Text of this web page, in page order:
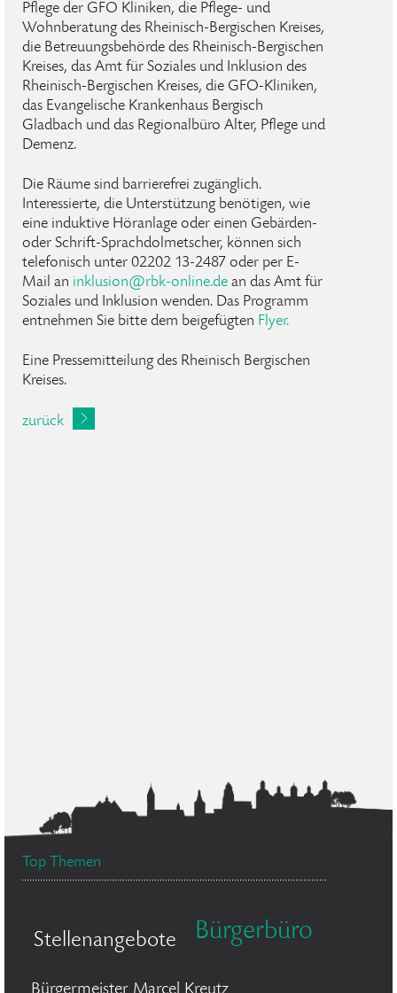
Pflege der GFO Kliniken, die Pflege- und
Wohnberatung des Rheinisch-Bergischen Kreises,
die Betreuungsbehörde des Rheinisch-Bergischen
Kreises, das Amt für Soziales und Inklusion des
Rheinisch-Bergischen Kreises, die GFO-Kliniken,
das Evangelische Krankenhaus Bergisch
Gladbach und das Regionalbüro Alter, Pflege und
Demenz.
Die Räume sind barrierefrei zugänglich.
Interessierte, die Unterstützung benötigen, wie
eine induktive Höranlage oder einen Gebärden-
oder Schrift-Sprachdolmetscher, können sich
telefonisch unter 02202 13-2487 oder per E-
Mail an inklusion@rbk-online.de an das Amt für
Soziales und Inklusion wenden. Das Programm
entnehmen Sie bitte dem beigefügten Flyer.
Eine Pressemitteilung des Rheinisch Bergischen
Kreises.
zurück
Top Themen
Stellenangebote Bürgerbüro